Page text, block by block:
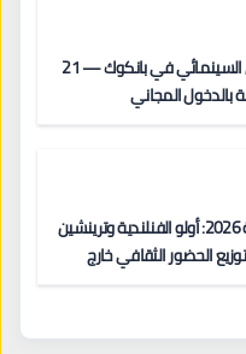
مهرجان الاتحاد الأوروبي السينمائي في بانكوك — 21
عاصمتا الثقافة الأوروبية 2026: أولو الفنلندية وترينشين
الحضور الثقافي خارج